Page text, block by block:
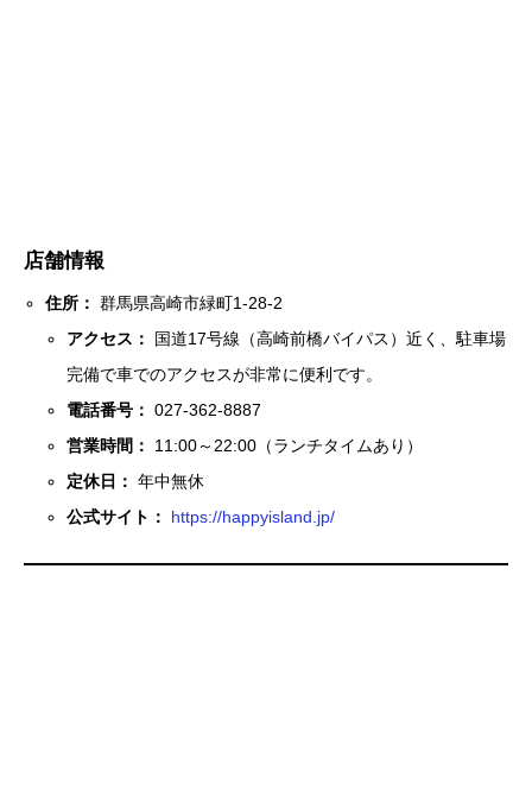
店舗情報
住所： 群馬県高崎市緑町1-28-2
アクセス：
国道17号線（高崎前橋バイパス）近く、駐車場
完備で車でのアクセスが非常に便利です。
電話番号： 027-362-8887
営業時間：
11:00～22:00（ランチタイムあり）
定休日： 年中無休
公式サイト：
https://happyisland.jp/